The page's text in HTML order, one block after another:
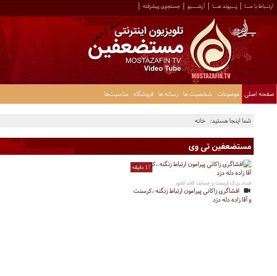
ارتــباط با مـــا پـــیوند هـــا آرشــــیو جستجوی پیشرفته
صفحه اصلی موضوعات شخصیت ها رسانه ها فروشگاه مناسبت‌ها
شما اینجا هستید: خانه
مستضعفین تی وی
17 دقیقه
فساد بزرگ کرسنت و خسارت کلان کشور
افشاگری زاکانی پیرامون ارتباط زنگنه ،کرسنت
و آقا زاده دله دزد